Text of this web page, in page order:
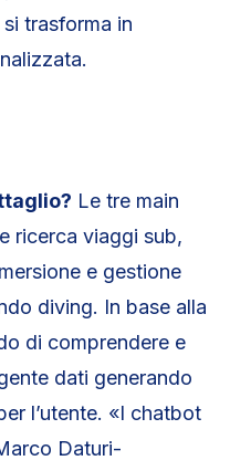
trasforma in
Le tre main
ricerca viaggi sub,
e gestione
diving. In base alla
di comprendere e
dati generando
l’utente. «I chatbot
Daturi-